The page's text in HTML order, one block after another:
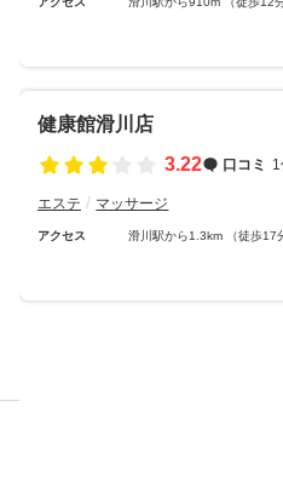
健康館滑川店
3.22
口コミ
エステ マッサージ
アクセス 滑川駅から1.3km （徒歩17